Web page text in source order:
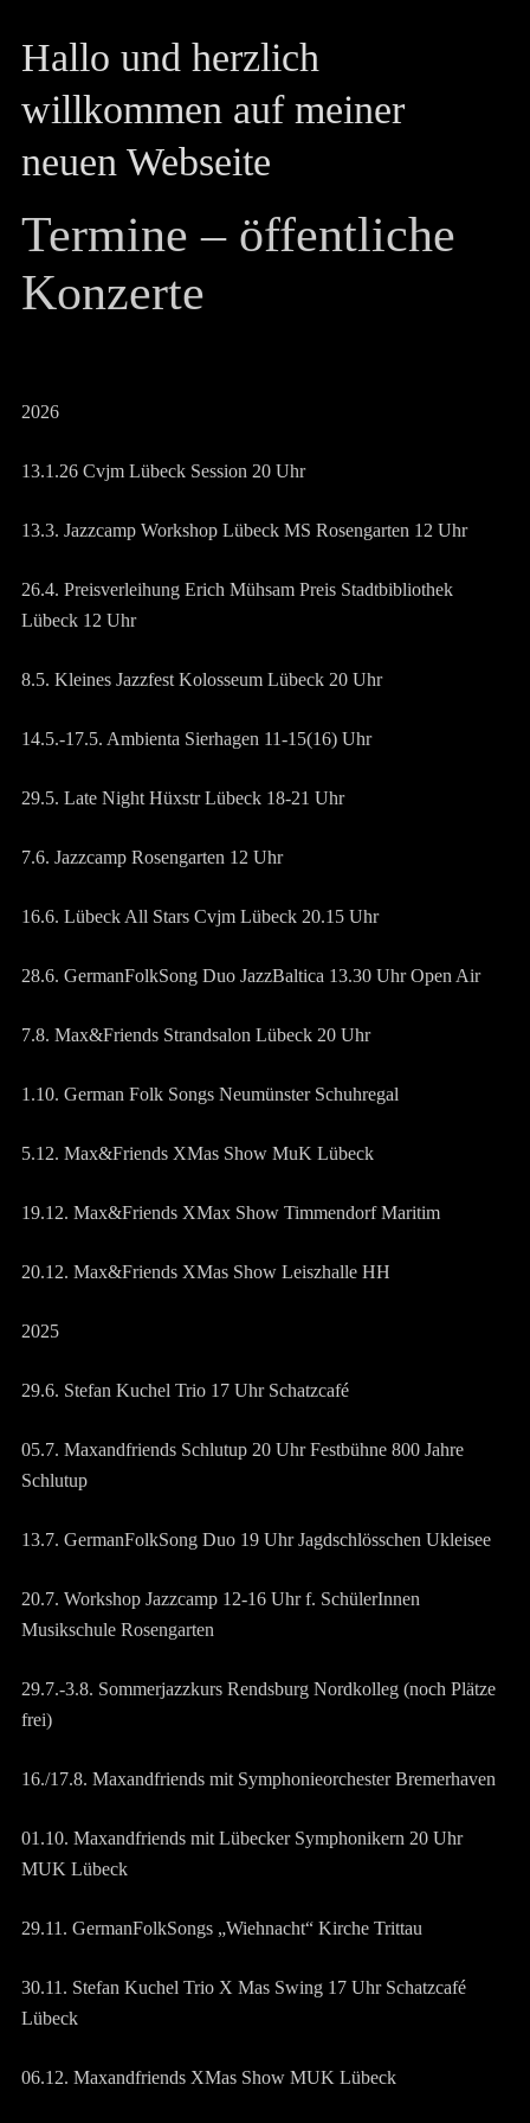
Hallo und herzlich
willkommen auf meiner
neuen Webseite
Termine – öffentliche
Konzerte
2026
13.1.26 Cvjm Lübeck Session 20 Uhr
13.3. Jazzcamp Workshop Lübeck MS Rosengarten 12 Uhr
26.4. Preisverleihung Erich Mühsam Preis Stadtbibliothek
Lübeck 12 Uhr
8.5. Kleines Jazzfest Kolosseum Lübeck 20 Uhr
14.5.-17.5. Ambienta Sierhagen 11-15(16) Uhr
29.5. Late Night Hüxstr Lübeck 18-21 Uhr
7.6. Jazzcamp Rosengarten 12 Uhr
16.6. Lübeck All Stars Cvjm Lübeck 20.15 Uhr
28.6. GermanFolkSong Duo JazzBaltica 13.30 Uhr Open Air
7.8. Max&Friends Strandsalon Lübeck 20 Uhr
1.10. German Folk Songs Neumünster Schuhregal
5.12. Max&Friends XMas Show MuK Lübeck
19.12. Max&Friends XMax Show Timmendorf Maritim
20.12. Max&Friends XMas Show Leiszhalle HH
2025
29.6. Stefan Kuchel Trio 17 Uhr Schatzcafé
05.7. Maxandfriends Schlutup 20 Uhr Festbühne 800 Jahre
Schlutup
13.7. GermanFolkSong Duo 19 Uhr Jagdschlösschen Ukleisee
20.7. Workshop Jazzcamp 12-16 Uhr f. SchülerInnen
Musikschule Rosengarten
29.7.-3.8. Sommerjazzkurs Rendsburg Nordkolleg (noch Plätze
frei)
16./17.8. Maxandfriends mit Symphonieorchester Bremerhaven
01.10. Maxandfriends mit Lübecker Symphonikern 20 Uhr
MUK Lübeck
29.11. GermanFolkSongs „Wiehnacht“ Kirche Trittau
30.11. Stefan Kuchel Trio X Mas Swing 17 Uhr Schatzcafé
Lübeck
06.12. Maxandfriends XMas Show MUK Lübeck